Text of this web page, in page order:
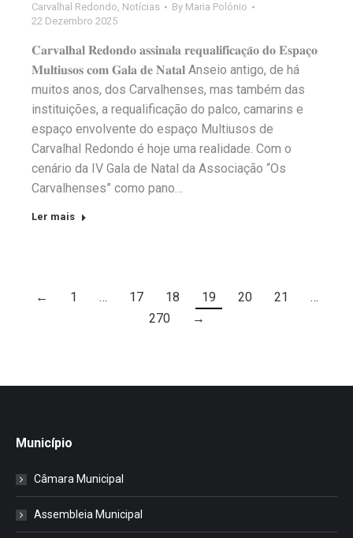
Carvalhal Redondo, Notícias By Maria Polónio
22 Dezembro 2025
𝐂𝐚𝐫𝐯𝐚𝐥𝐡𝐚𝐥 𝐑𝐞𝐝𝐨𝐧𝐝𝐨 𝐚𝐬𝐬𝐢𝐧𝐚𝐥𝐚 𝐫𝐞𝐪𝐮𝐚𝐥𝐢𝐟𝐢𝐜𝐚𝐜̧𝐚̃𝐨 𝐝𝐨 𝐄𝐬𝐩𝐚𝐜̧𝐨
𝐌𝐮𝐥𝐭𝐢𝐮𝐬𝐨𝐬 𝐜𝐨𝐦 𝐆𝐚𝐥𝐚 𝐝𝐞 𝐍𝐚𝐭𝐚𝐥 Anseio antigo, de há
muitos anos, dos Carvalhenses, mas também das
instituições, a requalificação do palco, camarins e
espaço envolvente do espaço Multiusos de
Carvalhal Redondo é hoje uma realidade. Com o
cenário da IV Gala de Natal da Associação “Os
Carvalhenses” como pano…
Ler mais
← 1 … 17 18 19 20 21
…
270
→
Município
Câmara Municipal
Assembleia Municipal